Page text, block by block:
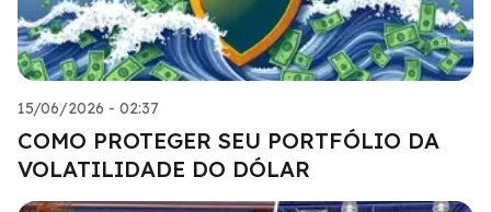
15/06/2026 - 02:37
COMO PROTEGER SEU PORTFÓLIO DA
VOLATILIDADE DO DÓLAR